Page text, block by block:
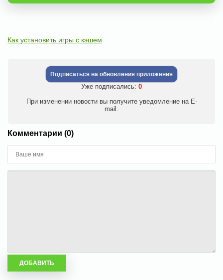
Как установить игры с кэшем
Подписаться на обновления приложения
Уже подписались: 0
При изменении новости вы получите уведомление на E-
mail.
Комментарии (0)